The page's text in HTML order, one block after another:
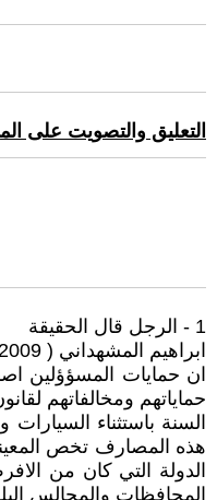
التعليق والتصويت على
1 - الرجل قال الحقيقة
ابراهيم المشهداني ( 2009 / 9 / 20 - 17:00 )
ان حمايات المسؤؤلين
حماياتهم ومخالفاتهم
السنة باستثناء
هذه المصارف تخص
الدولة التي كان من
المحافظات والمجالس